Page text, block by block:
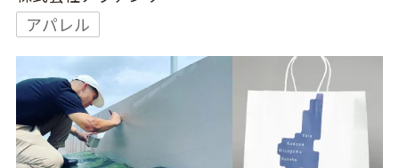
アパレル